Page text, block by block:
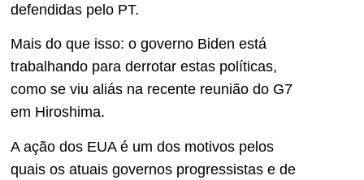
defendidas pelo PT.
Mais do que isso: o governo Biden está
trabalhando para derrotar estas políticas,
como se viu aliás na recente reunião do G7
em Hiroshima.
A ação dos EUA é um dos motivos pelos
quais os atuais governos progressistas e de